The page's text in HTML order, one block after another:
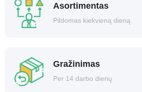
Asortimentas
Pildomas kiekvieną dieną
Gražinimas
Per 14 darbo dienų